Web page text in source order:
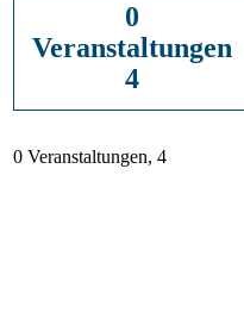
0
Veranstaltungen
4
0 Veranstaltungen, 4